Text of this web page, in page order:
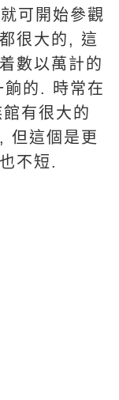
可開始參觀
都很大的, 這
數以萬計的
的. 時常在
有很大的
但這個是更
不短.